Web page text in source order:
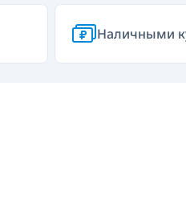
Наличными